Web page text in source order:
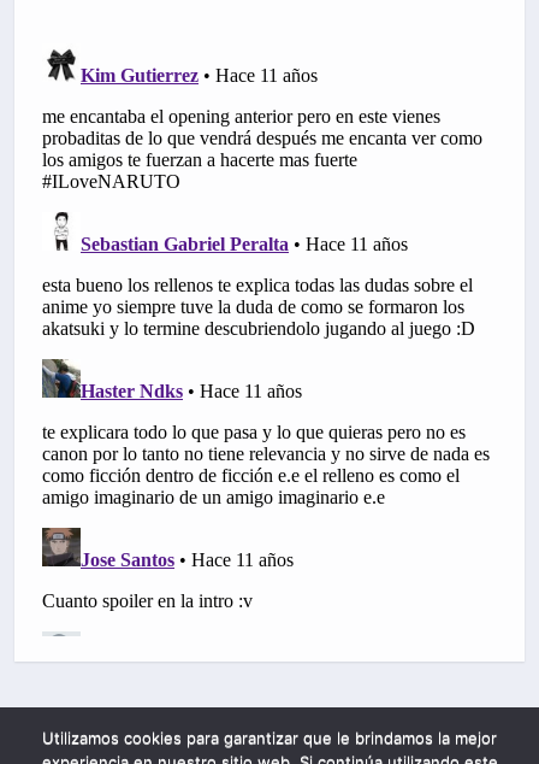
Utilizamos cookies para garantizar que le brindamos la mejor